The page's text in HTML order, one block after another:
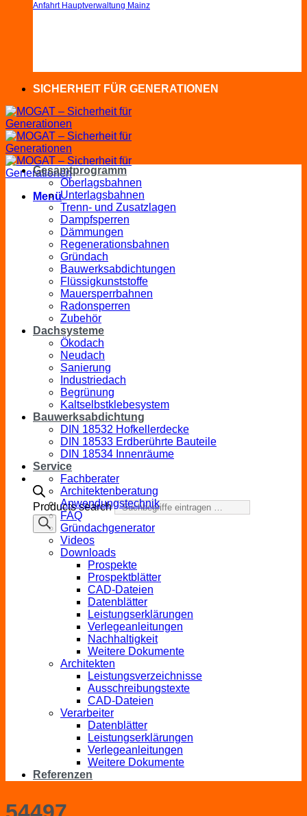
Anfahrt Hauptverwaltung Mainz
SICHERHEIT FÜR GENERATIONEN
Menü
Products search
Gesamtprogramm
Oberlagsbahnen
Unterlagsbahnen
Trenn- und Zusatzlagen
Dampfsperren
Dämmungen
Regenerationsbahnen
Gründach
Bauwerksabdichtungen
Flüssigkunststoffe
Mauersperrbahnen
Radonsperren
Zubehör
Dachsysteme
Ökodach
Neudach
Sanierung
Industriedach
Begrünung
Kaltselbstklebesystem
Bauwerksabdichtung
DIN 18532 Hofkellerdecke
DIN 18533 Erdberührte Bauteile
DIN 18534 Innenräume
Service
Fachberater
Architektenberatung
Anwendungstechnik
FAQ
Gründachgenerator
Videos
Downloads
Prospekte
Prospektblätter
CAD-Dateien
Datenblätter
Leistungserklärungen
Verlegeanleitungen
Nachhaltigkeit
Weitere Dokumente
Architekten
Leistungsverzeichnisse
Ausschreibungstexte
CAD-Dateien
Verarbeiter
Datenblätter
Leistungserklärungen
Verlegeanleitungen
Weitere Dokumente
Referenzen